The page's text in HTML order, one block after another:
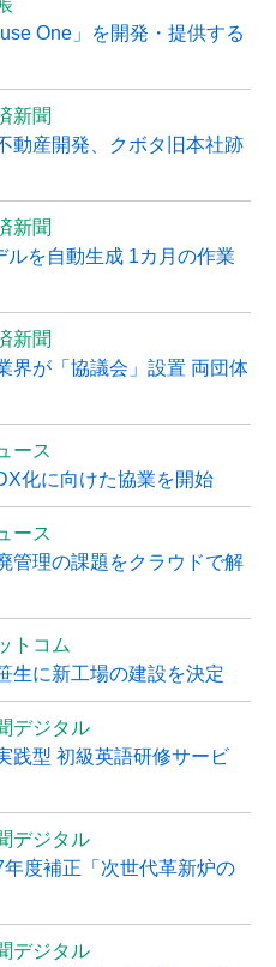
One」を開発・提供する
新聞
動産開発、クボタ旧本社跡
新聞
を自動生成 1カ月の作業
新聞
界が「協議会」設置 両団体
ース
化に向けた協業を開始
ース
管理の課題をクラウドで解
トコム
生に新工場の建設を決定
デジタル
践型 初級英語研修サービ
デジタル
年度補正「次世代革新炉の
デジタル